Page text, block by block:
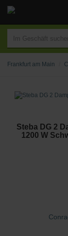
Frankfurt am Main
Steba DG 2
1200 W